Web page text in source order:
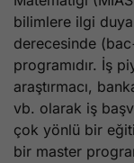
bilimlere ilgi
derecesinde
programıdır. İş
araştırmacı,
vb. olarak iş
çok yönlü bir
bir master